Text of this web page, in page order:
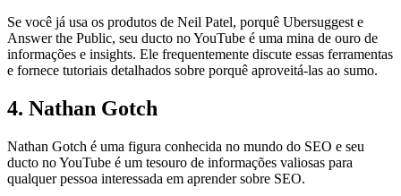
Se você já usa os produtos de Neil Patel, porquê Ubersuggest e
Answer the Public, seu ducto no YouTube é uma mina de ouro de
informações e insights. Ele frequentemente discute essas ferramentas
e fornece tutoriais detalhados sobre porquê aproveitá-las ao sumo.
4. Nathan Gotch
Nathan Gotch é uma figura conhecida no mundo do SEO e seu
ducto no YouTube é um tesouro de informações valiosas para
qualquer pessoa interessada em aprender sobre SEO.